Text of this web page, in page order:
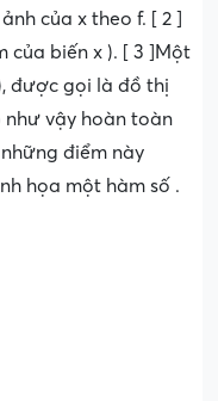
của x theo f. [ 2 ]
của biến x ). [ 3 ]Một
được gọi là đồ thị
như vậy hoàn toàn
điểm này
họa một hàm số .